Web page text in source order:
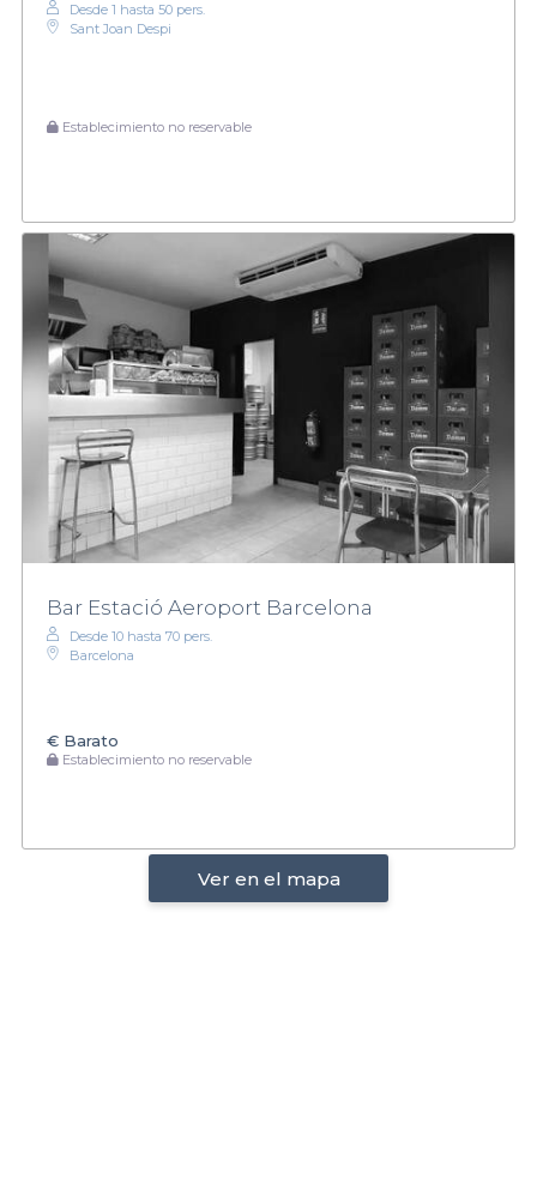
Desde 1 hasta 50 pers.
Sant Joan Despi
Establecimiento no reservable
Bar Estació Aeroport Barcelona
Desde 10 hasta 70 pers.
Barcelona
€ Barato
Establecimiento no reservable
Ver en el mapa